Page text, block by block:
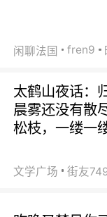
闲聊法国 fren9
太鹤山夜话：
晨雾还没有散
松枝，一缕一
文学广场